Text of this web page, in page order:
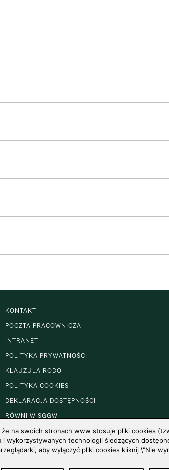
KONTAKT
POCZTA PRACOWNICZA
INTRANET
POLITYKA PRYWATNOŚCI
KLAUZULA RODO
POLITYKA COOKIES
DEKLARACJA DOSTĘPNOŚCI
RÓWNI W SGGW
że na swoich stronach www stosuje pliki cookies
technologii śledzących
aby wyłączyć pliki cookies kliknij \"Nie